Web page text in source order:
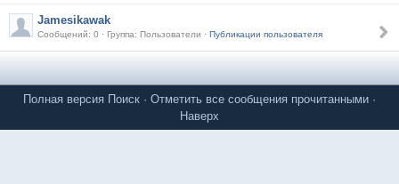
Jamesikawak
Сообщений: 0 · Группа: Пользователи · Публикации пользователя
Полная версия Поиск · Отметить все сообщения прочитанными ·
Наверх